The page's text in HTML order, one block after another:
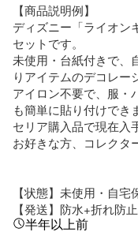
【商品説明例】
ディズニー「ライオン
セットです。
未使用・台紙付きで、
りアイテムのデコレー
アイロン不要で、服・
も簡単に貼り付けでき
セリア購入品で現在入
お好きな方、コレクタ
【状態】未使用・自宅
【発送】防水+折れ防
半年以上前